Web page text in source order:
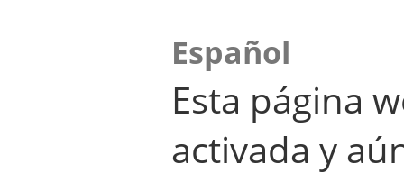
Español
Esta página
activada y